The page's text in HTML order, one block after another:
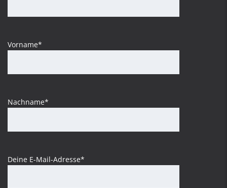
Vorname*
Nachname*
Deine E-Mail-Adresse*